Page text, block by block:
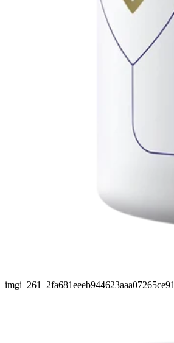
imgi_261_2fa681eeeb944623aaa07265ce91